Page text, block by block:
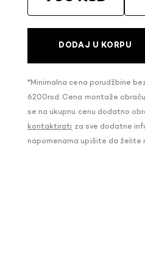
DODAJ U KORPU
*Minimalna cena porudžbine
6200rsd. Cena montaže
se na ukupnu cenu dodatno
kontaktirati za sve dodatne
napomenama upišite da želite